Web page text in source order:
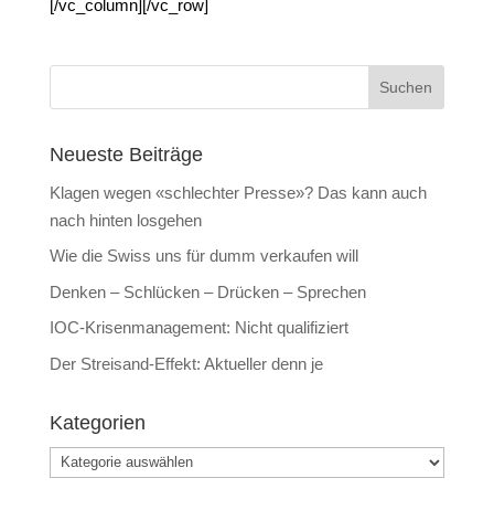
[/vc_column][/vc_row]
Neueste Beiträge
Klagen wegen «schlechter Presse»? Das kann auch
nach hinten losgehen
Wie die Swiss uns für dumm verkaufen will
Denken – Schlücken – Drücken – Sprechen
IOC-Krisenmanagement: Nicht qualifiziert
Der Streisand-Effekt: Aktueller denn je
Kategorien
Kategorien